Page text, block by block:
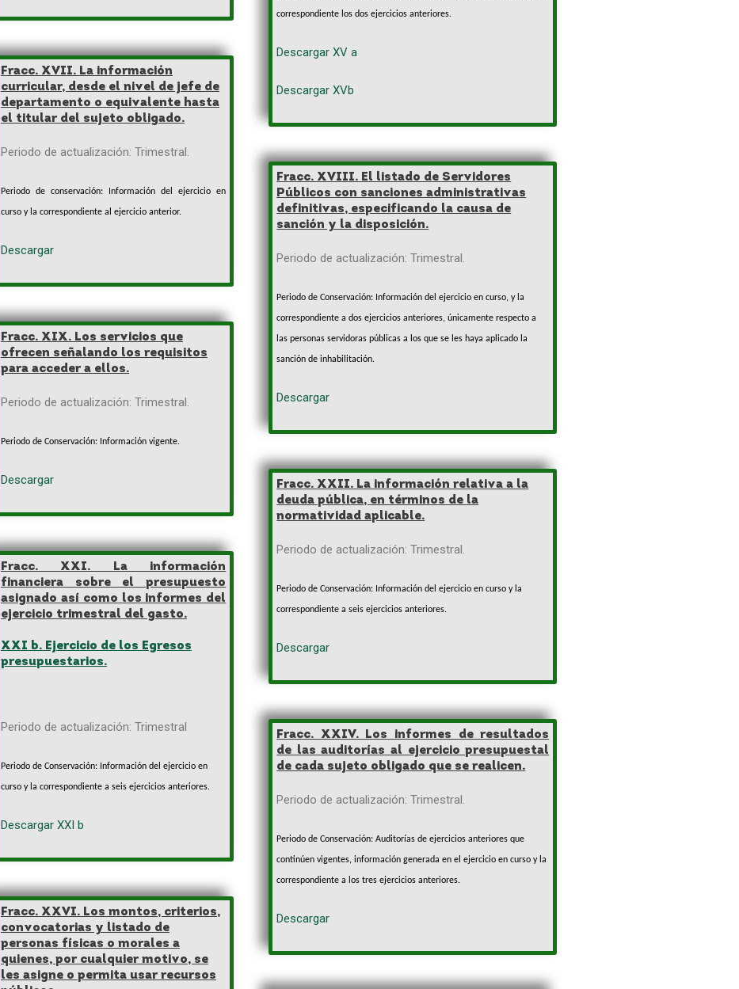
Fracc. XVII. La información
curricular, desde el nivel de jefe de
departamento o equivalente hasta
el titular del sujeto obligado.
Periodo de actualización: Trimestral.
Periodo de conservación: Información del ejercicio en
curso y la correspondiente al ejercicio anterior.
Descargar
Fracc. XIX. Los servicios que
ofrecen señalando los requisitos
para acceder a ellos.
Periodo de actualización: Trimestral.
Periodo de Conservación: Información vigente.
Descargar
Fracc. XXI. La información
financiera sobre el presupuesto
asignado así como los informes del
ejercicio trimestral del gasto.
XXI b. Ejercicio de los Egresos
presupuestarios.
Periodo de actualización: Trimestral
Periodo de Conservación: Información del ejercicio en
curso y la correspondiente a seis ejercicios anteriores.
Descargar XXI b
Fracc. XXVI. Los montos, criterios,
convocatorias y listado de
personas físicas o morales a
quienes, por cualquier motivo, se
les asigne o permita usar recursos
correspondiente los dos ejercicios anteriores.
Descargar XV a
Descargar XVb
Fracc. XVIII. El listado de Servidores
Públicos con sanciones administrativas
definitivas, especificando la causa de
sanción y la disposición.
Periodo de actualización: Trimestral.
Periodo de Conservación: Información del ejercicio en curso, y la
correspondiente a dos ejercicios anteriores,únicamente respecto a
las personasservidoras públicas a los que se les haya aplicado la
sanción de inhabilitación.
Descargar
Fracc. XXII. La información relativa a la
deuda pública, en términos de la
normatividad aplicable.
Periodo de actualización: Trimestral.
Periodo de Conservación: Información del ejercicio en curso y la
correspondiente a seis ejercicios anteriores.
Descargar
Fracc. XXIV. Los informes de resultados
de las auditorías al ejercicio presupuestal
de cada sujeto obligado que se realicen.
Periodo de actualización: Trimestral.
Periodo de Conservación: Auditorías de ejercicios anteriores que
continúen vigentes, información generada en el ejercicio en curso y la
correspondiente a los tres ejercicios anteriores.
Descargar